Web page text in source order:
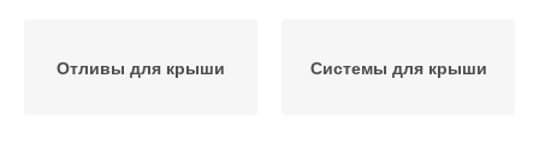
Отливы для крыши Системы для крыши